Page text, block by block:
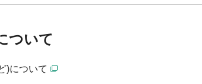
ついて
)について